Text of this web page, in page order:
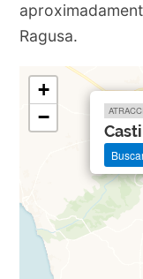
Ragusa.
+
−